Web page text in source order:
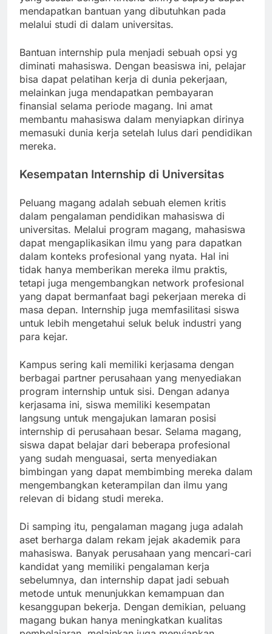
mendapatkan bantuan yang dibutuhkan pada
melalui studi di dalam universitas.
Bantuan internship pula menjadi sebuah opsi yg
diminati mahasiswa. Dengan beasiswa ini, pelajar
bisa dapat pelatihan kerja di dunia pekerjaan,
melainkan juga mendapatkan pembayaran
finansial selama periode magang. Ini amat
membantu mahasiswa dalam menyiapkan dirinya
memasuki dunia kerja setelah lulus dari pendidikan
mereka.
Kesempatan Internship di Universitas
Peluang magang adalah sebuah elemen kritis
dalam pengalaman pendidikan mahasiswa di
universitas. Melalui program magang, mahasiswa
dapat mengaplikasikan ilmu yang para dapatkan
dalam konteks profesional yang nyata. Hal ini
tidak hanya memberikan mereka ilmu praktis,
tetapi juga mengembangkan network profesional
yang dapat bermanfaat bagi pekerjaan mereka di
masa depan. Internship juga memfasilitasi siswa
untuk lebih mengetahui seluk beluk industri yang
para kejar.
Kampus sering kali memiliki kerjasama dengan
berbagai partner perusahaan yang menyediakan
program internship untuk sisi. Dengan adanya
kerjasama ini, siswa memiliki kesempatan
langsung untuk mengajukan lamaran posisi
internship di perusahaan besar. Selama magang,
siswa dapat belajar dari beberapa profesional
yang sudah menguasai, serta menyediakan
bimbingan yang dapat membimbing mereka dalam
mengembangkan keterampilan dan ilmu yang
relevan di bidang studi mereka.
Di samping itu, pengalaman magang juga adalah
aset berharga dalam rekam jejak akademik para
mahasiswa. Banyak perusahaan yang mencari-cari
kandidat yang memiliki pengalaman kerja
sebelumnya, dan internship dapat jadi sebuah
metode untuk menunjukkan kemampuan dan
kesanggupan bekerja. Dengan demikian, peluang
magang bukan hanya meningkatkan kualitas